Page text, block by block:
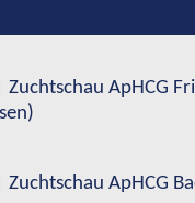
Zuchtschau ApHCG
Zuchtschau ApHCG